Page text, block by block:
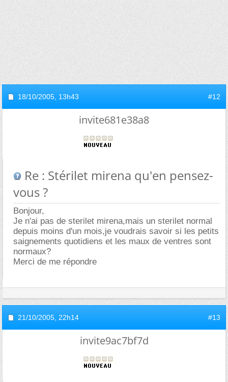
18/10/2005, 13h43 #12
invite681e38a8
Re : Stérilet mirena qu'en pensez-
vous ?
Bonjour,
Je n'ai pas de sterilet mirena,mais un sterilet normal
depuis moins d'un mois,je voudrais savoir si les petits
saignements quotidiens et les maux de ventres sont
normaux?
Merci de me répondre
21/10/2005, 22h14 #13
invite9ac7bf7d